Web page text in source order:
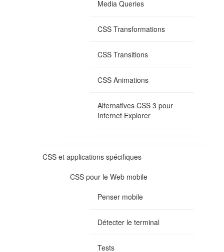
Media Queries
CSS Transformations
CSS Transitions
CSS Animations
Alternatives CSS 3 pour
Internet Explorer
CSS et applications spécifiques
CSS pour le Web mobile
Penser mobile
Détecter le terminal
Tests